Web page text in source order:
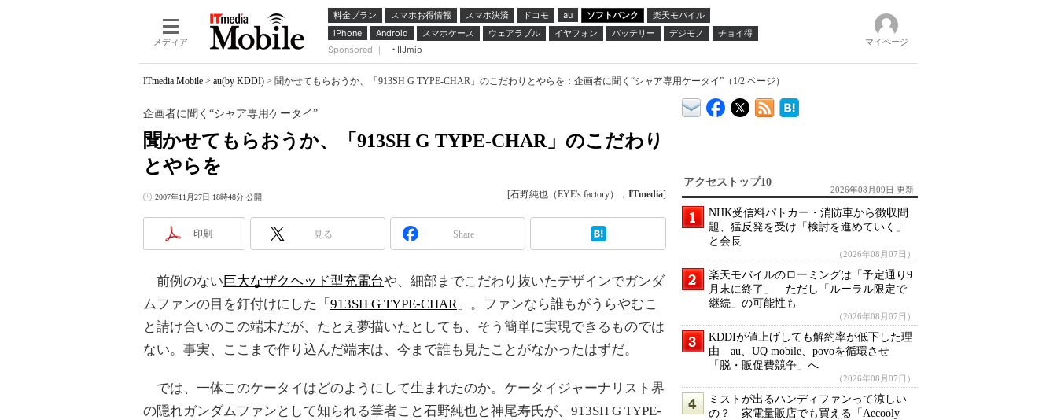
メディア
料金プラン スマホお得情報 スマホ決済 ドコモ au ソフトバンク
楽天モバイル
iPhone
Android スマホケース ウェアラブル イヤフォン バッテリー デジモノ
チョイ得
Sponsored ｜
IIJmio
マイページ
ITmedia Mobile > au(by KDDI) > 聞かせてもらおうか、「913SH G TYPE-CHAR」のこだわりとやらを：企画者に聞く“シャア専用ケータイ”（1/2 ページ）
聞かせてもらおうか、「913SH G TYPE-CHAR」のこだわり
とやらを
企画者に聞く“シャア専用ケータイ”
2007年11月27日 18時48分 公開 [石野純也（EYE's factory）， ITmedia]
印刷 見る Share
前例のない巨大なザクヘッド型充電台や、細部までこだわり抜いたデザインでガンダ
ムファンの目を釘付けにした「 913SH G TYPE-CHAR」。ファンなら誰もがうらやむこ
と請け合いのこの端末だが、たとえ夢描いたとしても、そう簡単に実現できるものでは
ない。事実、ここまで作り込んだ端末は、今まで誰も見たことがなかったはずだ。
では、一体このケータイはどのようにして生まれたのか。ケータイジャーナリスト界
の隠れガンダムファンとして知られる筆者こと石野純也と神尾寿氏が、913SH G TYPE-
アクセストップ10
2026年08月09日 更新
NHK受信料パトカー・消防車から徴収問
題、猛反発を受け「検討を進めていく」
と会長
（2026年08月07日）
楽天モバイルのローミングは「予定通り9
月末に終了」 ただし「ルーラル限定で
継続」の可能性も
（2026年08月07日）
KDDIが値上げしても解約率が低下した理
由 au、UQ mobile、povoを循環させ
「脱・販促費競争」へ
（2026年08月07日）
ミストが出るハンディファンって涼しい
の？ 家電量販店でも買える「Aecooly